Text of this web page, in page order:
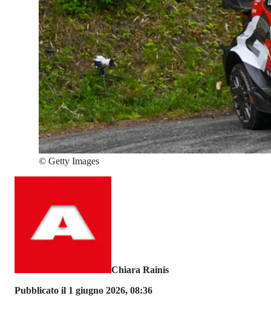
© Getty Images
Chiara Rainis
Pubblicato il 1 giugno 2026, 08:36